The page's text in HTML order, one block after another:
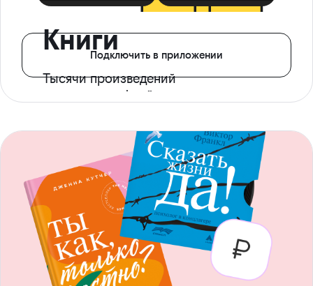
Книги
Тысячи произведений
с доступом офлайн
Подключить в приложении